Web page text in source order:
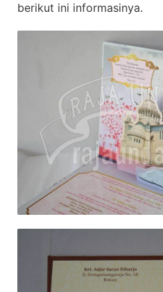
berikut ini informasinya.